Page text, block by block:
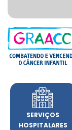
SERVIÇOS
HOSPITALARES